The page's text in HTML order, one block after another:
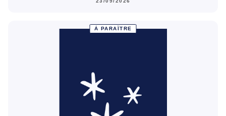
À PARAÎTRE